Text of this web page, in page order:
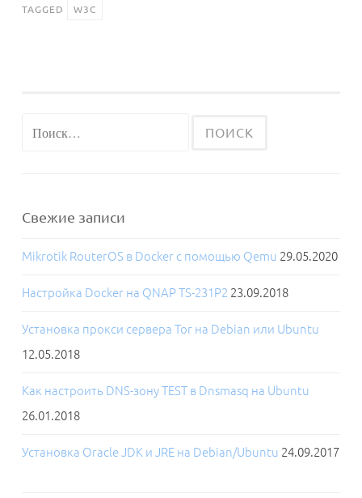
TAGGED W3C
Свежие записи
Mikrotik RouterOS в Docker с помощью Qemu 29.05.2020
Настройка Docker на QNAP TS-231P2 23.09.2018
Установка прокси сервера Tor на Debian или Ubuntu
12.05.2018
Как настроить DNS-зону TEST в Dnsmasq на Ubuntu
26.01.2018
Установка Oracle JDK и JRE на Debian/Ubuntu 24.09.2017